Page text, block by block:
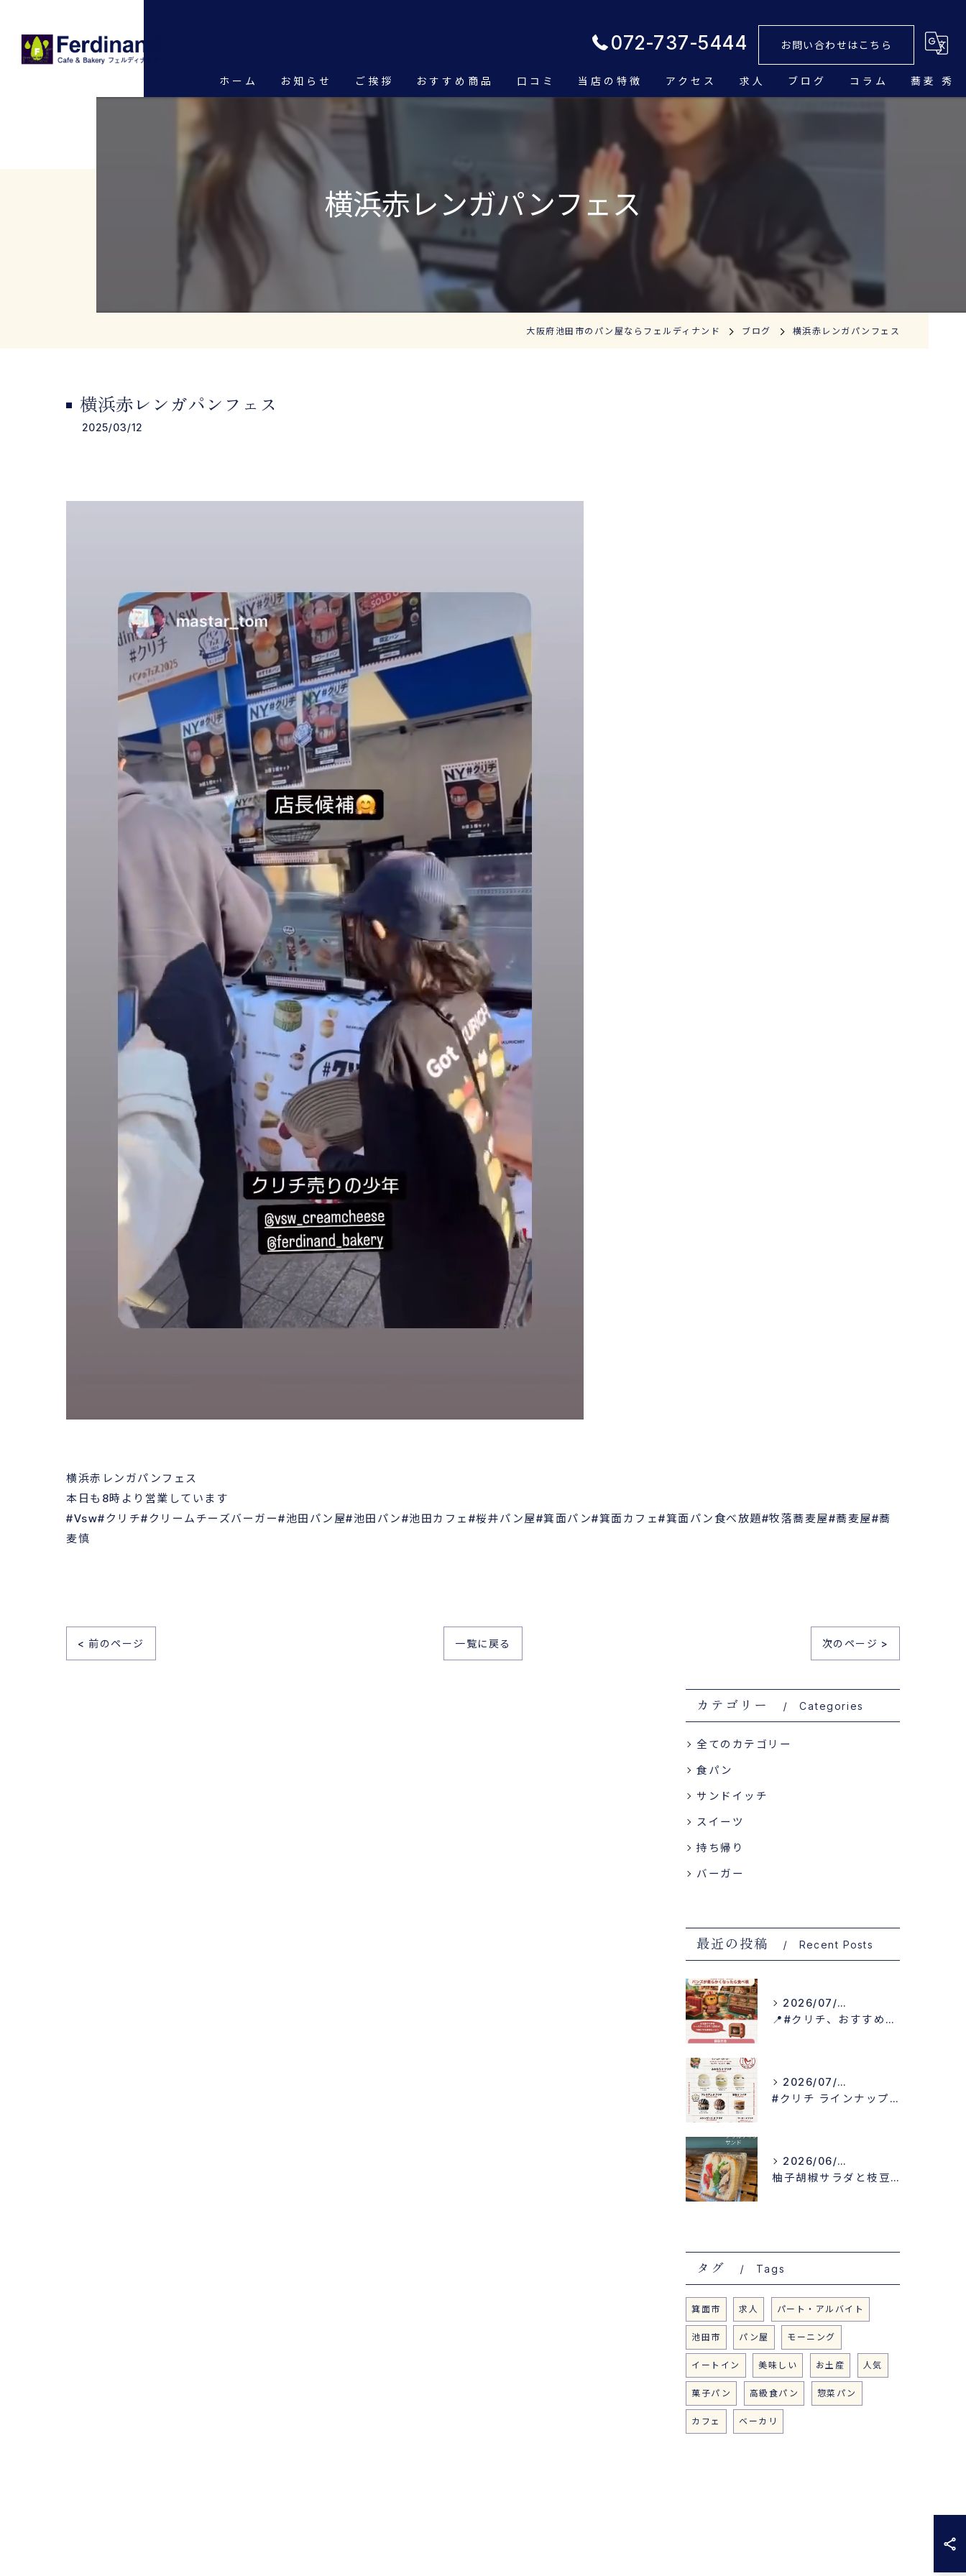
072-737-5444 お問い合わせはこちら
ホーム お知らせ ご挨拶 おすすめ商品 口コミ 当店の特徴
サンドイッチ
スイーツ
持ち帰り
バーガー
アクセス 求人 ブログ コラム 蕎麦 秀
横浜赤レンガパンフェス
大阪府池田市のパン屋ならフェルディナンド ブログ 横浜赤レンガパンフェス
横浜赤レンガパンフェス
2025/03/12
横浜赤レンガパンフェス
本日も8時より営業しています
#Vsw#クリチ#クリームチーズバーガー#池田パン屋#池田パン#池田カフェ#桜井パン屋#箕面パン#箕面カフェ#箕面パン食べ放題#牧落蕎麦屋#蕎麦屋#蕎
麦慎
< 前のページ 一覧に戻る 次のページ >
カテゴリー Categories
全てのカテゴリー
食パン
サンドイッチ
スイーツ
持ち帰り
バーガー
最近の投稿 Recent Posts
2026/07/15
📍#クリチ、おすすめの食べ方！
2026/07/15
#クリチ ラインナップ公開！
2026/06/23
柚子胡椒サラダと枝豆サラダが入った
タグ Tags
箕面市 求人 パート・アルバイト
池田市 パン屋 モーニング
イートイン 美味しい お土産 人気
菓子パン 高級食パン 惣菜パン
カフェ ベーカリ